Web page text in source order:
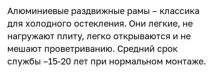
Алюминиевые раздвижные рамы – классика
для холодного остекления. Они легкие, не
нагружают плиту, легко открываются и не
мешают проветриванию. Средний срок
службы –15-20 лет при нормальном монтаже.